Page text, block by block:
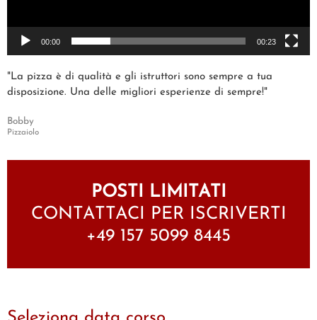
00:00 00:23
"La pizza è di qualità e gli istruttori sono sempre a tua
disposizione. Una delle migliori esperienze di sempre!"
Bobby
Pizzaiolo
POSTI LIMITATI
CONTATTACI PER ISCRIVERTI
+49 157 5099 8445